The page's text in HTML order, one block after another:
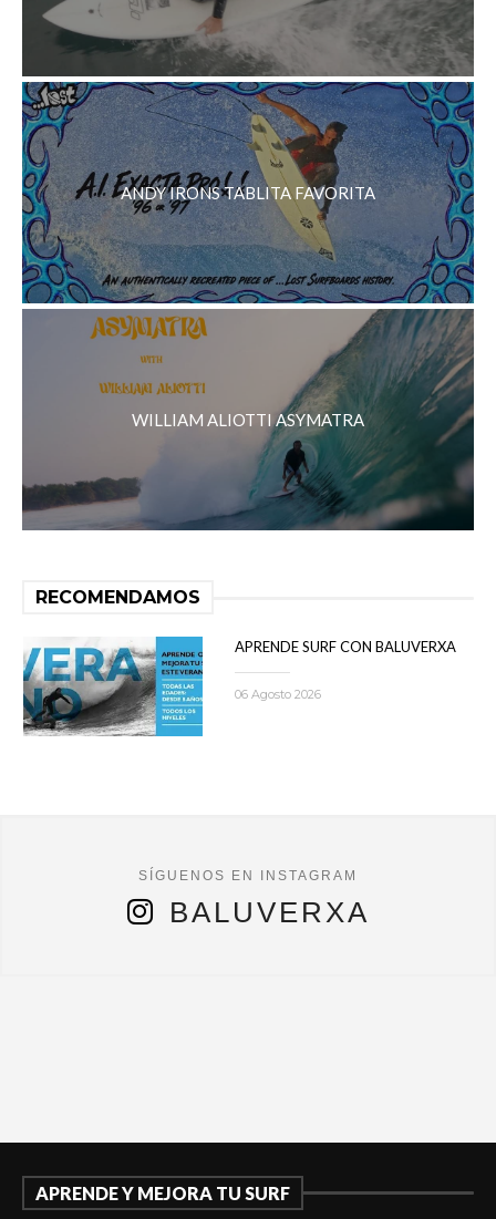
ANDY IRONS TABLITA FAVORITA
WILLIAM ALIOTTI ASYMATRA
RECOMENDAMOS
APRENDE SURF CON BALUVERXA
06 Agosto 2026
BALUVERXA
APRENDE Y MEJORA TU SURF